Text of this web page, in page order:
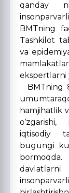
qanday
BMTning
Tashkilot
va
ekspertlarni
BMTning
hamjihatlik
iqtisodiy
bugungi